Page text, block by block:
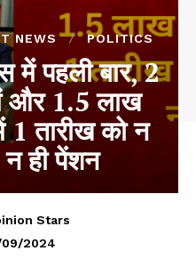
NEWS POLITICS
में पहली बार, 2
और 1.5 लाख
तारीख को न
ही पेंशन
Stars
09/2024